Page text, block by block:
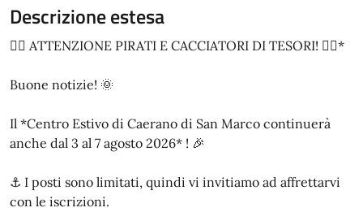
Descrizione estesa
🏴‍☠️ ATTENZIONE PIRATI E CACCIATORI DI TESORI! 🏴‍☠️*
Buone notizie! 🌞
Il *Centro Estivo di Caerano di San Marco continuerà
anche dal 3 al 7 agosto 2026* ! 🎉
⚓ I posti sono limitati, quindi vi invitiamo ad affrettarvi
con le iscrizioni.